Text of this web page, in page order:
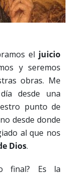
el juicio
y seremos
obras. Me
desde una
punto de
desde donde
al que nos
Dios.
final? Es la